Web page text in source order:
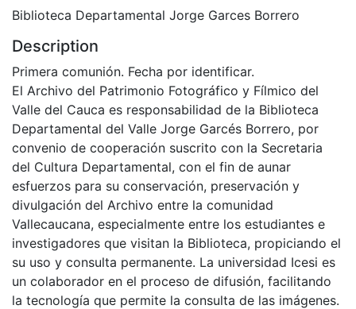
Biblioteca Departamental Jorge Garces Borrero
Description
Primera comunión. Fecha por identificar.
El Archivo del Patrimonio Fotográfico y Fílmico del
Valle del Cauca es responsabilidad de la Biblioteca
Departamental del Valle Jorge Garcés Borrero, por
convenio de cooperación suscrito con la Secretaria
del Cultura Departamental, con el fin de aunar
esfuerzos para su conservación, preservación y
divulgación del Archivo entre la comunidad
Vallecaucana, especialmente entre los estudiantes e
investigadores que visitan la Biblioteca, propiciando el
su uso y consulta permanente. La universidad Icesi es
un colaborador en el proceso de difusión, facilitando
la tecnología que permite la consulta de las imágenes.